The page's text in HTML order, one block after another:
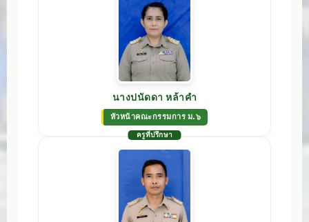
นางปนัดดา หล้าคำ
หัวหน้าคณะกรรมการ ม.๖
ครูที่ปรึกษา